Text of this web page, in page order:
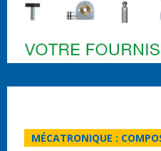
MÉCATRONIQUE :